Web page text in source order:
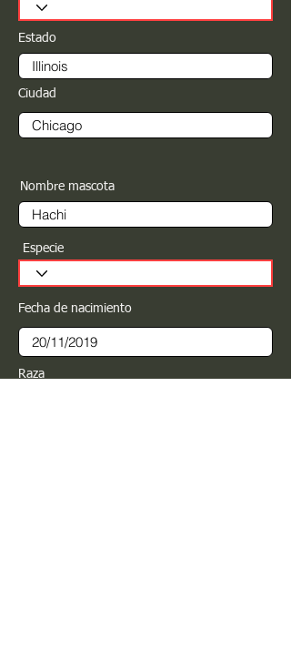
Estado
Ciudad
Nombre mascota
Especie
Fecha de nacimiento
Raza